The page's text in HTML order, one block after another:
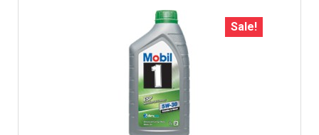
Sale!